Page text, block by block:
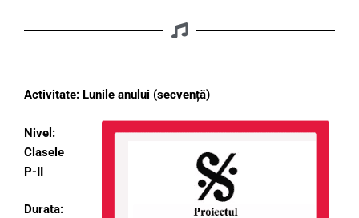
Activitate: Lunile anului (secvență)
Nivel:
Clasele
P-II
Durata: